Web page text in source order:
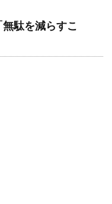
駄を減らすこ